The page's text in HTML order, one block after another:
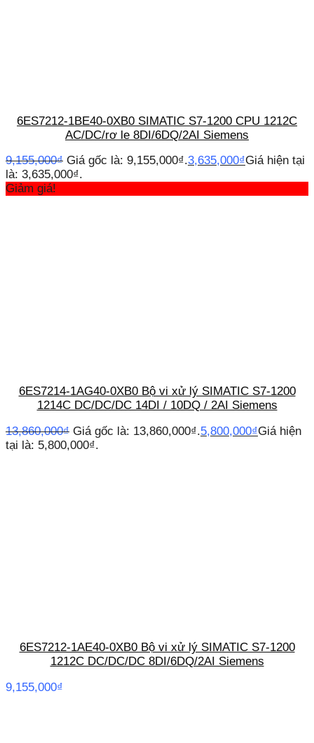
6ES7212-1BE40-0XB0 SIMATIC S7-1200 CPU 1212C
AC/DC/rơ le 8DI/6DQ/2AI Siemens
9,155,000₫ Giá gốc là: 9,155,000₫.3,635,000₫Giá hiện tại
là: 3,635,000₫.
Giảm giá!
6ES7214-1AG40-0XB0 Bộ vi xử lý SIMATIC S7-1200
1214C DC/DC/DC 14DI / 10DQ / 2AI Siemens
13,860,000₫ Giá gốc là: 13,860,000₫.5,800,000₫Giá hiện
tại là: 5,800,000₫.
6ES7212-1AE40-0XB0 Bộ vi xử lý SIMATIC S7-1200
1212C DC/DC/DC 8DI/6DQ/2AI Siemens
9,155,000₫